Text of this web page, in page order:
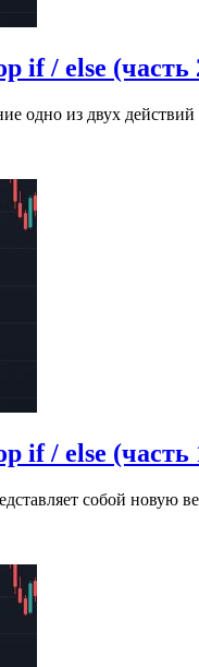
if / else (часть
одно из двух
if / else (часть
собой новую